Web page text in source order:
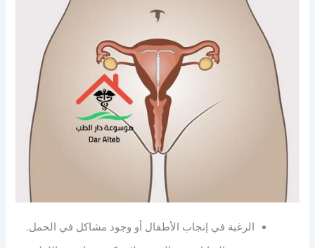
الرغبة في إنجاب الأطفال أو وجود مشاكل في الحمل.